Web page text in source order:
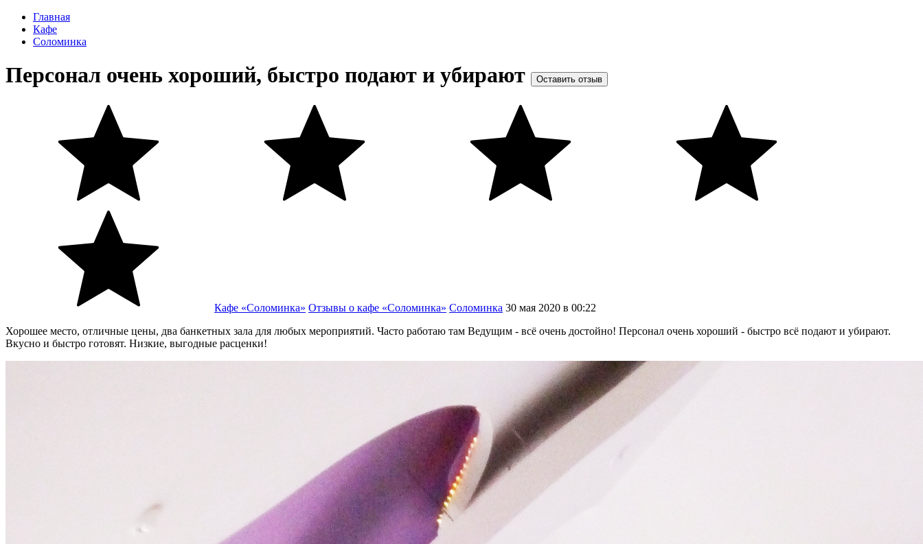
Главная
Кафе
Соломинка
Персонал очень хороший, быстро подают и убирают Оставить отзыв
Кафе «Соломинка» Отзывы о кафе «Соломинка» Соломинка 30 мая 2020 в 00:22
Хорошее место, отличные цены, два банкетных зала для любых мероприятий. Часто работаю там Ведущим - всё очень достойно! Персонал очень хороший - быстро всё подают и убирают.
Вкусно и быстро готовят. Низкие, выгодные расценки!